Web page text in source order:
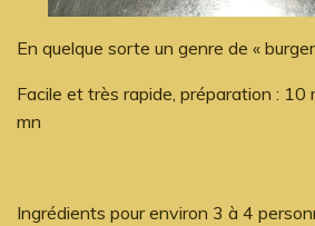
En quelque sorte un genre de «
Facile et très rapide, préparation : 10
mn
Ingrédients pour environ 3 à 4